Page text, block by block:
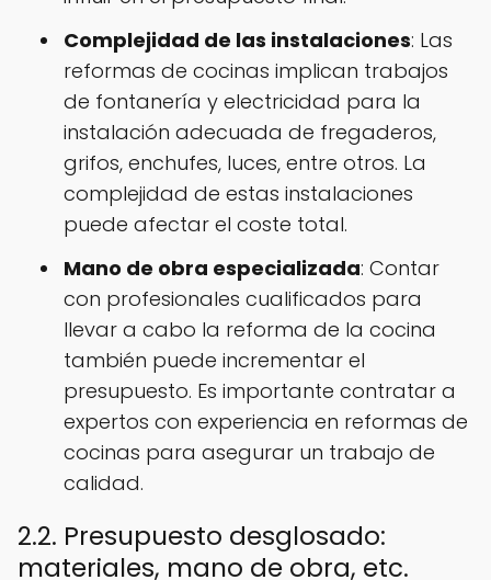
Complejidad de las instalaciones: Las
reformas de cocinas implican trabajos
de fontanería y electricidad para la
instalación adecuada de fregaderos,
grifos, enchufes, luces, entre otros. La
complejidad de estas instalaciones
puede afectar el coste total.
Mano de obra especializada: Contar
con profesionales cualificados para
llevar a cabo la reforma de la cocina
también puede incrementar el
presupuesto. Es importante contratar a
expertos con experiencia en reformas de
cocinas para asegurar un trabajo de
calidad.
2.2. Presupuesto desglosado:
materiales, mano de obra, etc.